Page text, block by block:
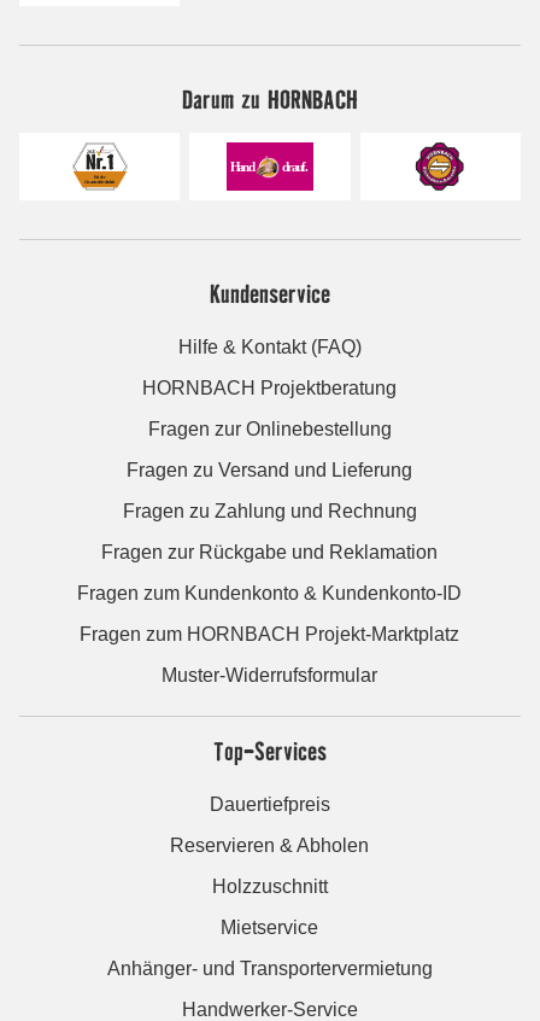
Darum zu HORNBACH
Kundenservice
Hilfe & Kontakt (FAQ)
HORNBACH Projektberatung
Fragen zur Onlinebestellung
Fragen zu Versand und Lieferung
Fragen zu Zahlung und Rechnung
Fragen zur Rückgabe und Reklamation
Fragen zum Kundenkonto & Kundenkonto-ID
Fragen zum HORNBACH Projekt-Marktplatz
Muster-Widerrufsformular
Top-Services
Dauertiefpreis
Reservieren & Abholen
Holzzuschnitt
Mietservice
Anhänger- und Transportervermietung
Handwerker-Service